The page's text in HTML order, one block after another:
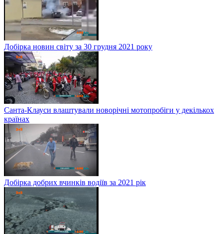
Добірка новин світу за 30 грудня 2021 року
Санта-Клауси влаштували новорічні мотопробіги у декількох
країнах
Добірка добрих вчинків водіїв за 2021 рік